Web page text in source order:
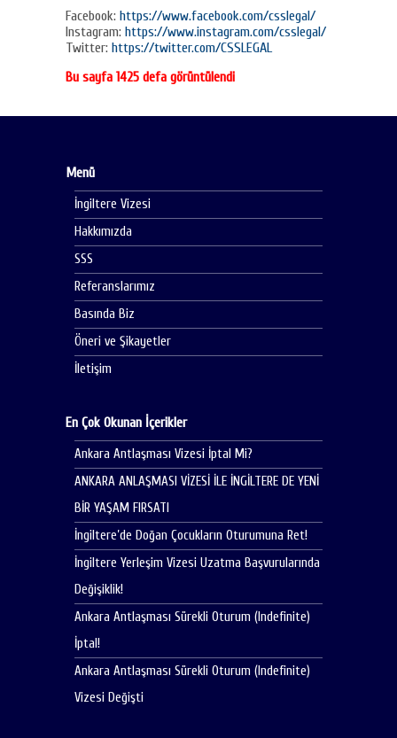
Facebook: https://www.facebook.com/csslegal/
Instagram: https://www.instagram.com/csslegal/
Twitter: https://twitter.com/CSSLEGAL
Bu sayfa 1425 defa görüntülendi
Menü
İngiltere Vizesi
Hakkımızda
SSS
Referanslarımız
Basında Biz
Öneri ve Şikayetler
İletişim
En Çok Okunan İçerikler
Ankara Antlaşması Vizesi İptal Mi?
ANKARA ANLAŞMASI VİZESİ İLE İNGİLTERE DE YENİ
BİR YAŞAM FIRSATI
İngiltere’de Doğan Çocukların Oturumuna Ret!
İngiltere Yerleşim Vizesi Uzatma Başvurularında
Değişiklik!
Ankara Antlaşması Sürekli Oturum (Indefinite)
İptal!
Ankara Antlaşması Sürekli Oturum (Indefinite)
Vizesi Değişti